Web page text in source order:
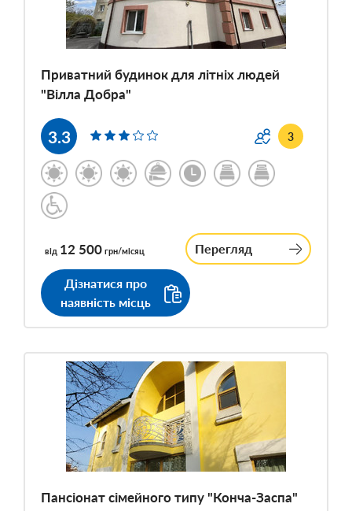
Приватний будинок для літніх людей
"Вілла Добра"
3.3 3
від 12 500 грн/місяц Перегляд
Дізнатися про
наявність місць
Пансіонат сімейного типу "Конча-Заспа"